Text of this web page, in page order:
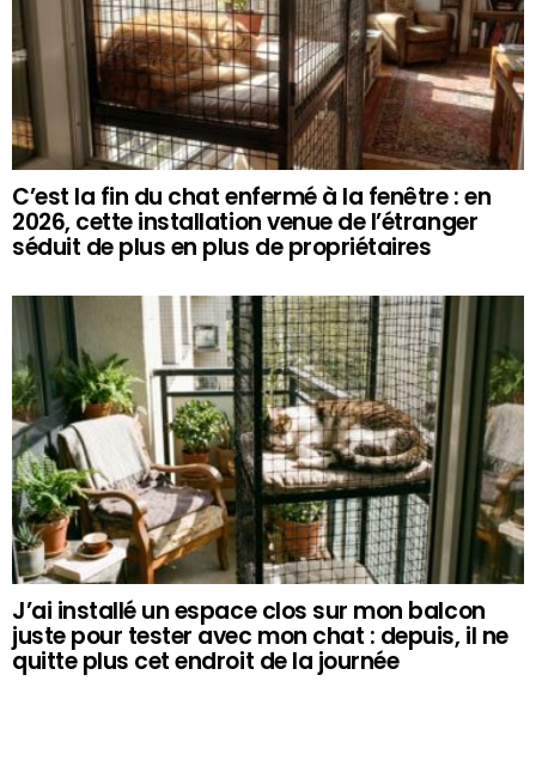
C’est la fin du chat enfermé à la fenêtre : en
2026, cette installation venue de l’étranger
séduit de plus en plus de propriétaires
J’ai installé un espace clos sur mon balcon
juste pour tester avec mon chat : depuis, il ne
quitte plus cet endroit de la journée